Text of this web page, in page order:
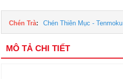
Chén Trà: Chén Thiên Mục - Tenmoku
MÔ TẢ CHI TIẾT